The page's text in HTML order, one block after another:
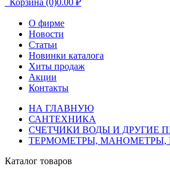
О фирме
Новости
Статьи
Новинки каталога
Хиты продаж
Акции
Контакты
НА ГЛАВНУЮ
САНТЕХНИКА
СЧЕТЧИКИ ВОДЫ И ДРУГИЕ
ТЕРМОМЕТРЫ,
Каталог товаров